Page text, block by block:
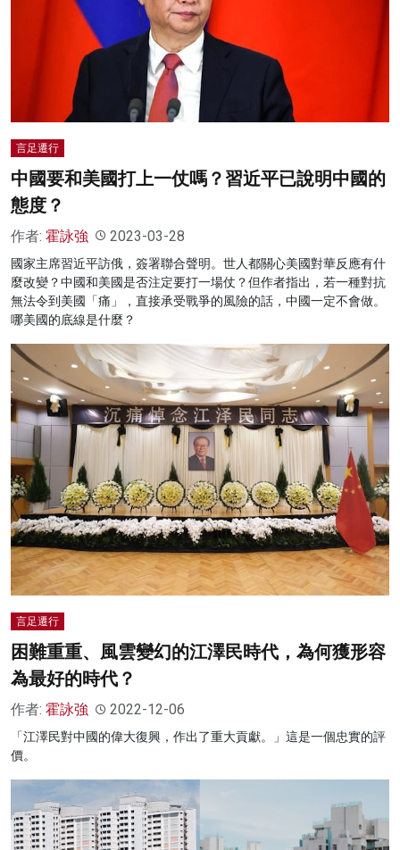
言足遷行
中國要和美國打上一仗嗎？習近平已說明中國的
態度？
作者: 霍詠強 2023-03-28
國家主席習近平訪俄，簽署聯合聲明。世人都關心美國對華反應有什
麼改變？中國和美國是否注定要打一場仗？但作者指出，若一種對抗
無法令到美國「痛」，直接承受戰爭的風險的話，中國一定不會做。
哪美國的底線是什麼？
言足遷行
困難重重、風雲變幻的江澤民時代，為何獲形容
為最好的時代？
作者: 霍詠強 2022-12-06
「江澤民對中國的偉大復興，作出了重大貢獻。」這是一個忠實的評
價。